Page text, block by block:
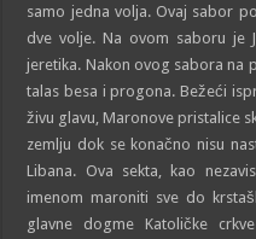
samo jedna volja. Ovaj sabor
dve volje. Na ovom saboru je
jeretika. Nakon ovog sabora na
talas besa i progona. Bežeći
živu glavu, Maronove pristalice
zemlju dok se konačno nisu
Libana. Ova sekta, kao
imenom maroniti sve do
glavne dogme Katoličke